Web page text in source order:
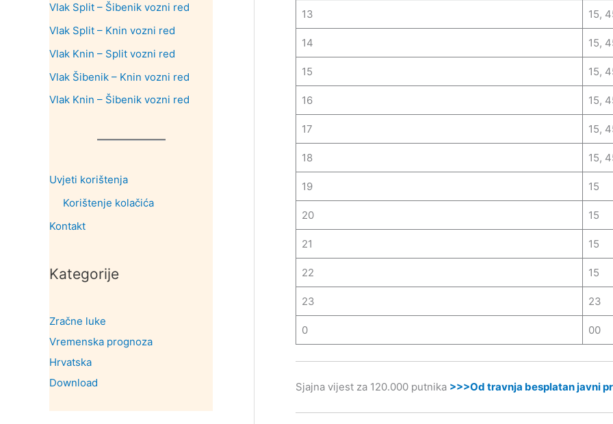
Vlak Split – Šibenik vozni red
Vlak Split – Knin vozni red
Vlak Knin – Split vozni red
Vlak Šibenik – Knin vozni red
Vlak Knin – Šibenik vozni red
Uvjeti korištenja
Korištenje kolačića
Kontakt
Kategorije
Zračne luke
Vremenska prognoza
Hrvatska
Download
13 15,
14 15,
15 15,
16 15,
17 15,
18 15,
19 15
20 15
21 15
22 15
23 23
0 00
Sjajna vijest za 120.000 putnika >>>Od travnja besplatan javni